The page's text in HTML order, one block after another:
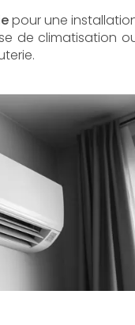
pour une
de climatisation